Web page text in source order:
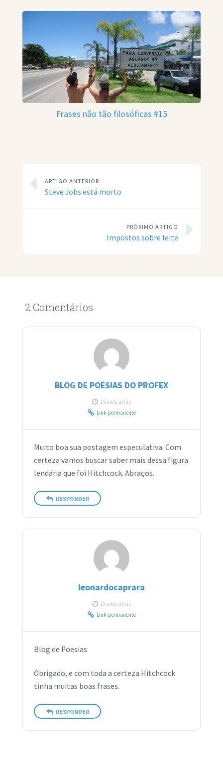
Frases não tão filosóficas #15
ARTIGO ANTERIOR
Steve Jobs está morto
PRÓXIMO ARTIGO
Impostos sobre leite
2 Comentários
BLOG DE POESIAS DO PROFEX
15 anos atrás
Link permanente
Muito boa sua postagem especulativa. Com
certeza vamos buscar saber mais dessa figura
lendária que foi Hitchcock. Abraços.
RESPONDER
leonardocaprara
15 anos atrás
Link permanente
Blog de Poesias
Obrigado, e com toda a certeza Hitchcock
tinha muitas boas frases.
RESPONDER